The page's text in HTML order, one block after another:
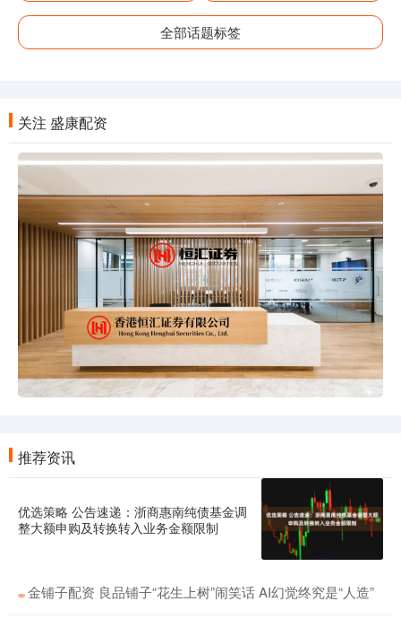
全部话题标签
关注 盛康配资
推荐资讯
优选策略 公告速递：浙商惠南纯债基金调
整大额申购及转换转入业务金额限制
金铺子配资 良品铺子“花生上树”闹笑话 AI幻觉终究是“人造”